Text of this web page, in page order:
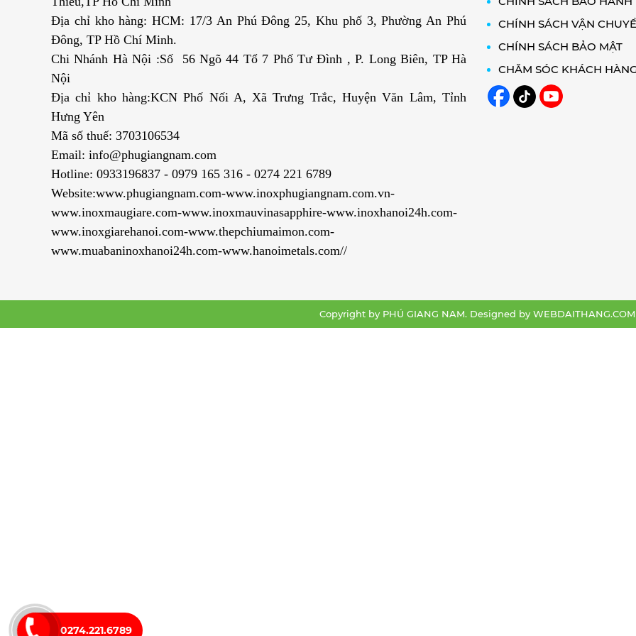
Địa chỉ kho hàng: HCM: 17/3 An Phú Đông 25, Khu phố 3, Phường An Phú
Đông, TP Hồ Chí Minh.
Chi Nhánh Hà Nội :Số 56 Ngõ 44 Tổ 7 Phố Tư Đình , P. Long Biên, TP Hà
Nội
Địa chỉ kho hàng:KCN Phố Nối A, Xã Trưng Trắc, Huyện Văn Lâm, Tỉnh
Hưng Yên
Mã số thuế: 3703106534
Email: info@phugiangnam.com
Hotline: 0933196837 - 0979 165 316 - 0274 221 6789
Website:www.phugiangnam.com-www.inoxphugiangnam.com.vn-
www.inoxmaugiare.com-www.inoxmauvinasapphire-www.inoxhanoi24h.com-
www.inoxgiarehanoi.com-www.thepchiumaimon.com-
www.muabaninoxhanoi24h.com-www.hanoimetals.com//
CHÍNH SÁCH VẬN
CHÍNH SÁCH BẢO MẬT
CHĂM SÓC KHÁCH
Copyright by PHÚ GIANG NAM. Designed by WEBDAITHANG.COM
0274.221.6789